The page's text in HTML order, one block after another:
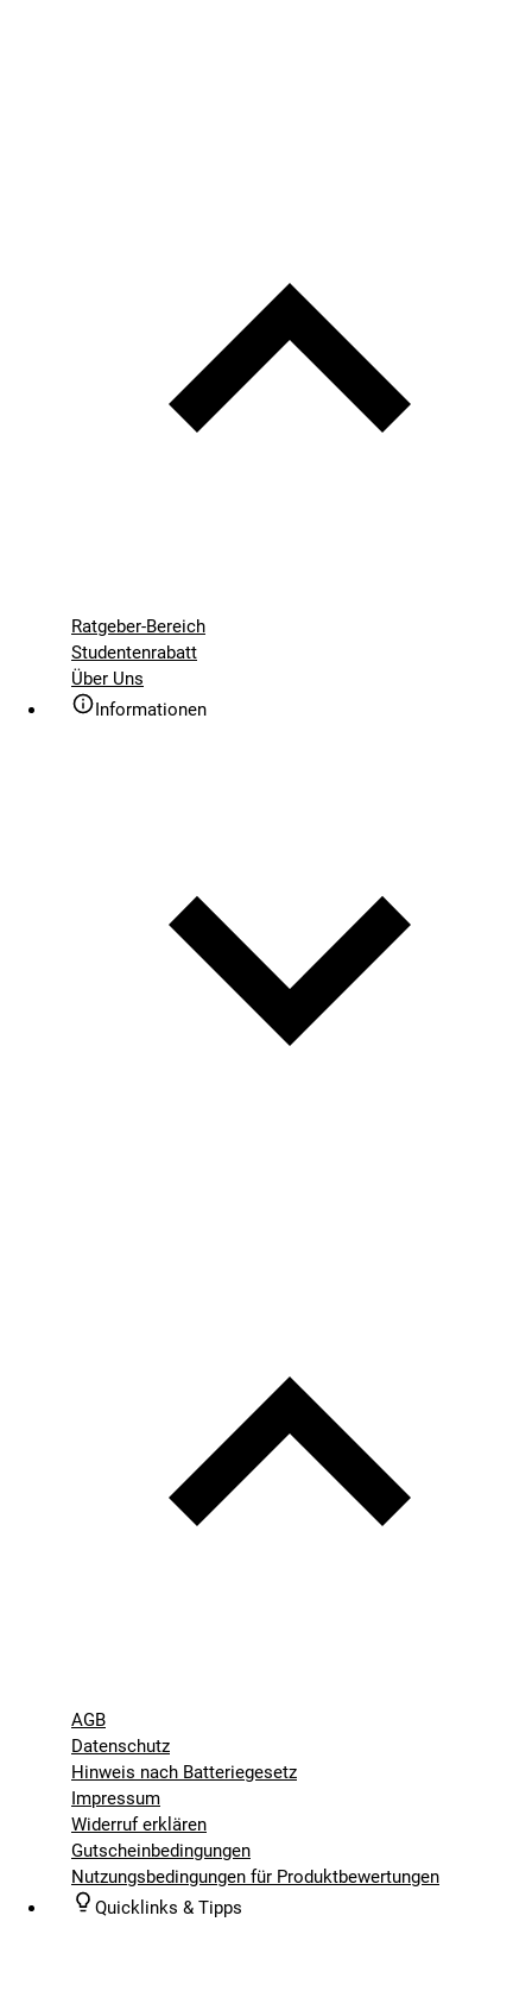
Ratgeber-Bereich
Studentenrabatt
Über Uns
Informationen
AGB
Datenschutz
Hinweis nach Batteriegesetz
Impressum
Widerruf erklären
Gutscheinbedingungen
Nutzungsbedingungen für Produktbewertungen
Quicklinks & Tipps